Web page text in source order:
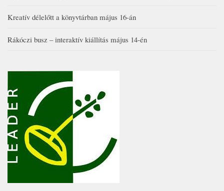
Kreatív délelőtt a könyvtárban május 16-án
Rákóczi busz – interaktív kiállítás május 14-én